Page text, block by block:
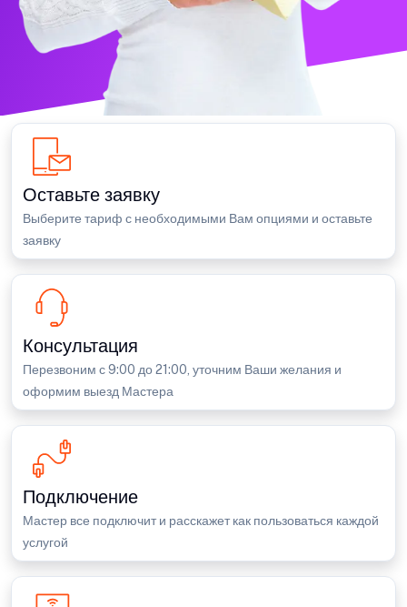
Оставьте заявку
Выберите тариф с необходимыми Вам опциями и оставьте
заявку
Консультация
Перезвоним с 9:00 до 21:00, уточним Ваши желания и
оформим выезд Мастера
Подключение
Мастер все подключит и расскажет как пользоваться каждой
услугой